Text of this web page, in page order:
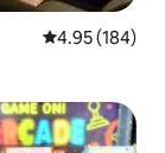
평점 4.95점(5
4.95 (184)